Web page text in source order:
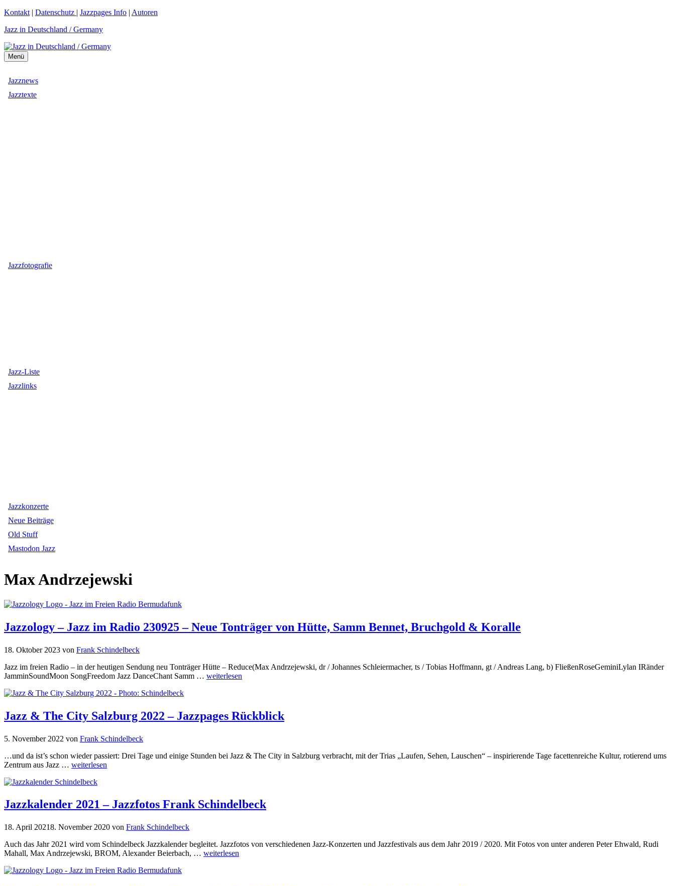
Zum
springen
Kontakt | Datenschutz | Jazzpages Info | Autoren
Jazz in Deutschland / Germany
Menü
Jazznews
Jazztexte
Jazzfotografie
Jazz-Liste
Jazzlinks
Jazzkonzerte
Neue Beiträge
Old Stuff
Mastodon Jazz
Max Andrzejewski
Jazzology – Jazz im Radio 230925 – Neue Tonträger von Hütte, Samm Bennet, Bruchgold & Koralle
18. Oktober 2023 von Frank Schindelbeck
Jazz im freien Radio – in der heutigen Sendung neu Tonträger Hütte – Reduce(Max Andrzejewski, dr / Johannes Schleiermacher, ts / Tobias Hoffmann, gt / Andreas Lang, b) FließenRoseGeminiLylan IRänder
JamminSoundMoon SongFreedom Jazz DanceChant Samm … weiterlesen
Jazz & The City Salzburg 2022 – Jazzpages Rückblick
5. November 2022 von Frank Schindelbeck
…und da ist’s schon wieder passiert: Drei Tage und einige Stunden bei Jazz & The City in Salzburg verbracht, mit der Trias „Laufen, Sehen, Lauschen“ – inspirierende Tage facettenreiche Kultur, rotierend ums
Zentrum aus Jazz … weiterlesen
Jazzkalender 2021 – Jazzfotos Frank Schindelbeck
18. April 20218. November 2020 von Frank Schindelbeck
Auch das Jahr 2021 wird vom Schindelbeck Jazzkalender begleitet. Jazzfotos von verschiedenen Jazz-Konzerten und Jazzfestivals aus dem Jahr 2019 / 2020. Mit Fotos von unter anderen Peter Ehwald, Rudi
Mahall, Max Andrzejewski, BROM, Alexander Beierbach, … weiterlesen